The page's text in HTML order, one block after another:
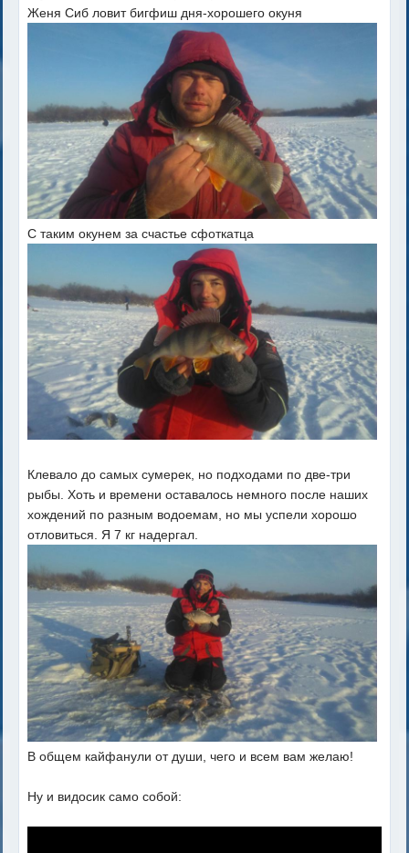
Женя Сиб ловит бигфиш дня-хорошего окуня
С таким окунем за счастье сфоткатца
Клевало до самых сумерек, но подходами по две-три
рыбы. Хоть и времени оставалось немного после наших
хождений по разным водоемам, но мы успели хорошо
отловиться. Я 7 кг надергал.
В общем кайфанули от души, чего и всем вам желаю!
Ну и видосик само собой: